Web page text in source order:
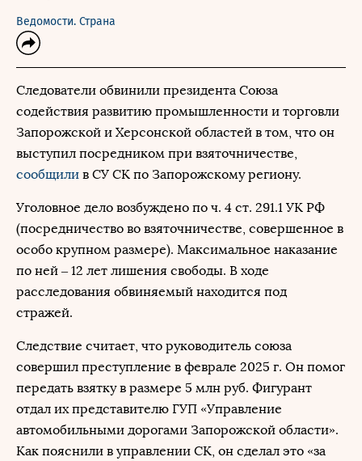
Ведомости. Страна
Следователи обвинили президента Союза
содействия развитию промышленности и торговли
Запорожской и Херсонской областей в том, что он
выступил посредником при взяточничестве,
сообщили в СУ СК по Запорожскому региону.
Уголовное дело возбуждено по ч. 4 ст. 291.1 УК РФ
(посредничество во взяточничестве, совершенное в
особо крупном размере). Максимальное наказание
по ней – 12 лет лишения свободы. В ходе
расследования обвиняемый находится под
стражей.
Следствие считает, что руководитель союза
совершил преступление в феврале 2025 г. Он помог
передать взятку в размере 5 млн руб. Фигурант
отдал их представителю ГУП «Управление
автомобильными дорогами Запорожской области».
Как пояснили в управлении СК, он сделал это «за